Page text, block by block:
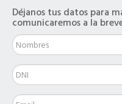
Déjanos tus datos para
comunicaremos a la